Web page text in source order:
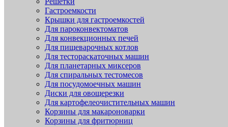
Гастроемкости
Крышки для гастроемкостей
Для пароконвектоматов
Для конвекционных печей
Для пищеварочных котлов
Для тестораскаточных машин
Для планетарных миксеров
Для спиральных тестомесов
Для посудомоечных машин
Диски для овощерезки
Для картофелеочистительных машин
Корзины для макароноварки
Корзины для фритюрниц